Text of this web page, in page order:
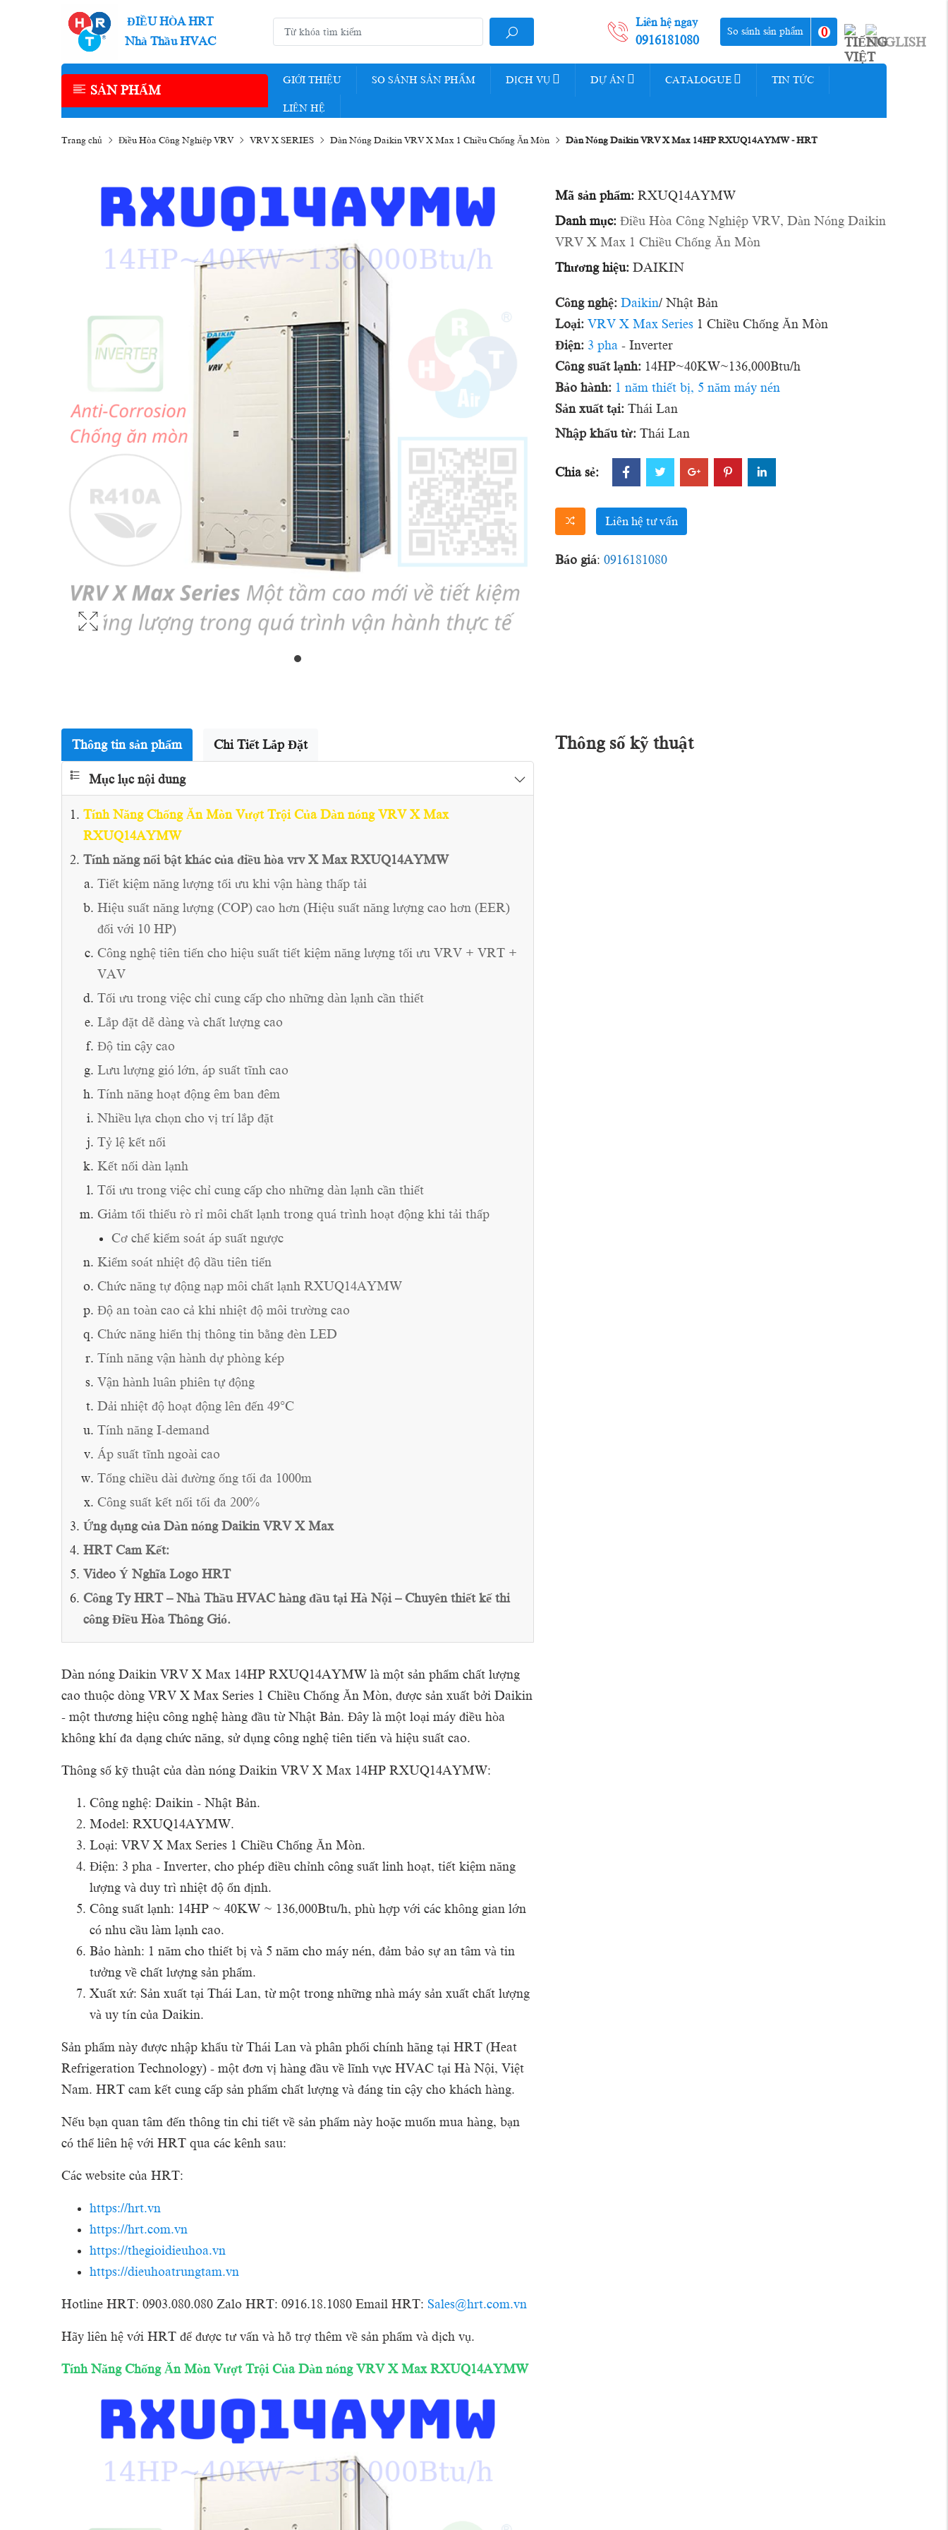
ĐIỀU HÒA HRT
Nhà Thầu HVAC
Liên hệ ngay
0916181080
So sánh sản phẩm 0
SẢN PHẨM
GIỚI THIỆU SO SÁNH SẢN PHẨM DỊCH VỤ DỰ ÁN CATALOGUE TIN TỨC
LIÊN HỆ
Trang chủ Điều Hòa Công Nghiệp VRV VRV X SERIES Dàn Nóng Daikin VRV X Max 1 Chiều Chống Ăn Mòn Dàn Nóng Daikin VRV X Max 14HP RXUQ14AYMW - HRT
Mã sản phẩm: RXUQ14AYMW
Danh mục: Điều Hòa Công Nghiệp VRV, Dàn Nóng Daikin
VRV X Max 1 Chiều Chống Ăn Mòn
Thương hiệu: DAIKIN
Công nghệ: Daikin/ Nhật Bản
Loại: VRV X Max Series1 Chiều Chống Ăn Mòn
Điện: 3 pha- Inverter
Công suất lạnh: 14HP~40KW~136,000Btu/h
Bảo hành: 1 năm thiết bị, 5 năm máy nén
Sản xuất tại:Thái Lan
Nhập khẩu từ:Thái Lan
Chia sẻ:
Liên hệ tư vấn
Báo giá: 0916181080
Thông tin sản phẩm Chi Tiết Lắp Đặt
Mục lục nội dung
Tính Năng Chống Ăn Mòn Vượt Trội Của Dàn nóng VRV X Max
RXUQ14AYMW
Tính năng nổi bật khác của điều hòa vrv X Max RXUQ14AYMW
Tiết kiệm năng lượng tối ưu khi vận hàng thấp tải
Hiệu suất năng lượng (COP) cao hơn (Hiệu suất năng lượng cao hơn (EER)
đối với 10 HP)
Công nghệ tiên tiến cho hiệu suất tiết kiệm năng lượng tối ưu VRV + VRT +
VAV
Tối ưu trong việc chỉ cung cấp cho những dàn lạnh cần thiết
Lắp đặt dễ dàng và chất lượng cao
Độ tin cậy cao
Lưu lượng gió lớn, áp suất tĩnh cao
Tính năng hoạt động êm ban đêm
Nhiều lựa chọn cho vị trí lắp đặt
Tỷ lệ kết nối
Kết nối dàn lạnh
Tối ưu trong việc chỉ cung cấp cho những dàn lạnh cần thiết
Giảm tối thiểu rò rỉ môi chất lạnh trong quá trình hoạt động khi tải thấp
Cơ chế kiểm soát áp suất ngược
Kiểm soát nhiệt độ dầu tiên tiến
Chức năng tự động nạp môi chất lạnh RXUQ14AYMW
Độ an toàn cao cả khi nhiệt độ môi trường cao
Chức năng hiển thị thông tin bằng đèn LED
Tính năng vận hành dự phòng kép
Vận hành luân phiên tự động
Dải nhiệt độ hoạt động lên đến 49°C
Tính năng I-demand
Áp suất tĩnh ngoài cao
Tổng chiều dài đường ống tối đa 1000m
Công suất kết nối tối đa 200%
Ứng dụng của Dàn nóng Daikin VRV X Max
HRT Cam Kết:
Video Ý Nghĩa Logo HRT
Công Ty HRT – Nhà Thầu HVAC hàng đầu tại Hà Nội – Chuyên thiết kế thi
công Điều Hòa Thông Gió.
Dàn nóng Daikin VRV X Max 14HP RXUQ14AYMW là một sản phẩm chất lượng
cao thuộc dòng VRV X Max Series 1 Chiều Chống Ăn Mòn, được sản xuất bởi Daikin
- một thương hiệu công nghệ hàng đầu từ Nhật Bản. Đây là một loại máy điều hòa
không khí đa dạng chức năng, sử dụng công nghệ tiên tiến và hiệu suất cao.
Thông số kỹ thuật của dàn nóng Daikin VRV X Max 14HP RXUQ14AYMW:
Công nghệ: Daikin - Nhật Bản.
Model: RXUQ14AYMW.
Loại: VRV X Max Series 1 Chiều Chống Ăn Mòn.
Điện: 3 pha - Inverter, cho phép điều chỉnh công suất linh hoạt, tiết kiệm năng
lượng và duy trì nhiệt độ ổn định.
Công suất lạnh: 14HP ~ 40KW ~ 136,000Btu/h, phù hợp với các không gian lớn
có nhu cầu làm lạnh cao.
Bảo hành: 1 năm cho thiết bị và 5 năm cho máy nén, đảm bảo sự an tâm và tin
tưởng về chất lượng sản phẩm.
Xuất xứ: Sản xuất tại Thái Lan, từ một trong những nhà máy sản xuất chất lượng
và uy tín của Daikin.
Sản phẩm này được nhập khẩu từ Thái Lan và phân phối chính hãng tại HRT (Heat
Refrigeration Technology) - một đơn vị hàng đầu về lĩnh vực HVAC tại Hà Nội, Việt
Nam. HRT cam kết cung cấp sản phẩm chất lượng và đáng tin cậy cho khách hàng.
Nếu bạn quan tâm đến thông tin chi tiết về sản phẩm này hoặc muốn mua hàng, bạn
có thể liên hệ với HRT qua các kênh sau:
Các website của HRT:
https://hrt.vn
https://hrt.com.vn
https://thegioidieuhoa.vn
https://dieuhoatrungtam.vn
Hotline HRT: 0903.080.080 Zalo HRT: 0916.18.1080 Email HRT: Sales@hrt.com.vn
Hãy liên hệ với HRT để được tư vấn và hỗ trợ thêm về sản phẩm và dịch vụ.
Tính Năng Chống Ăn Mòn Vượt Trội Của Dàn nóng VRV X Max RXUQ14AYMW
Thông số kỹ thuật